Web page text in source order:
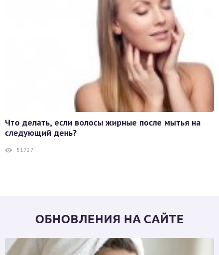
Что делать, если волосы жирные после мытья на
следующий день?
51727
ОБНОВЛЕНИЯ НА САЙТЕ